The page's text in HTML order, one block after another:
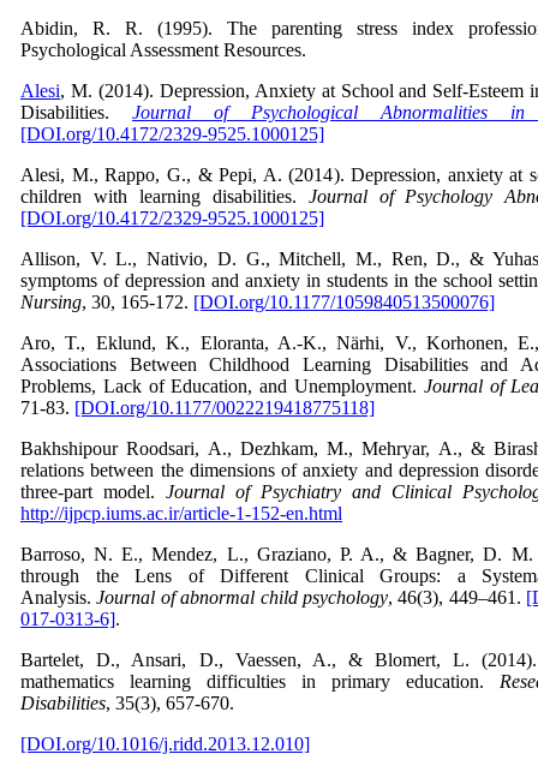
Abidin, R. R. (1995). The parenting stress index
Psychological Assessment Resources.
Alesi, M. (2014). Depression, Anxiety at School and Self-Esteem
Disabilities. Journal of Psychological Abnormalities in
[DOI.org/10.4172/2329-9525.1000125]
Alesi, M., Rappo, G., & Pepi, A. (2014). Depression, anxiety at
children with learning disabilities. Journal of Psychology
[DOI.org/10.4172/2329-9525.1000125]
Allison, V. L., Nativio, D. G., Mitchell, M., Ren, D., &
symptoms of depression and anxiety in students in the school
Nursing, 30, 165-172. [DOI.org/10.1177/1059840513500076]
Aro, T., Eklund, K., Eloranta, A.-K., Närhi, V., Korhonen,
Associations Between Childhood Learning Disabilities and
Problems, Lack of Education, and Unemployment. Journal of
71-83. [DOI.org/10.1177/0022219418775118]
Bakhshipour Roodsari, A., Dezhkam, M., Mehryar, A., &
relations between the dimensions of anxiety and depression
three-part model. Journal of Psychiatry and Clinical
http://ijpcp.iums.ac.ir/article-1-152-en.html
Barroso, N. E., Mendez, L., Graziano, P. A., & Bagner, D. M.
through the Lens of Different Clinical Groups: a
Analysis.Journal of abnormal child psychology, 46(3), 449–461.
017-0313-6].
Bartelet, D., Ansari, D., Vaessen, A., & Blomert, L.
mathematics learning difficulties in primary education.
Disabilities, 35(3), 657-670.
[DOI.org/10.1016/j.ridd.2013.12.010]